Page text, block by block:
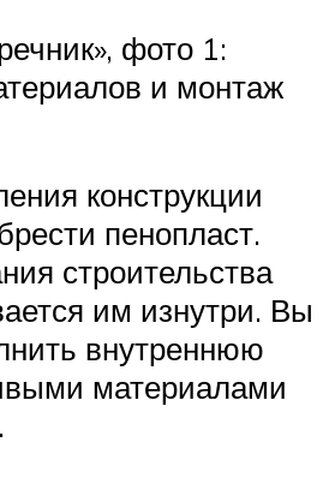
фото 1:
и монтаж
конструкции
пенопласт.
строительства
им изнутри. Вы
внутреннюю
материалами